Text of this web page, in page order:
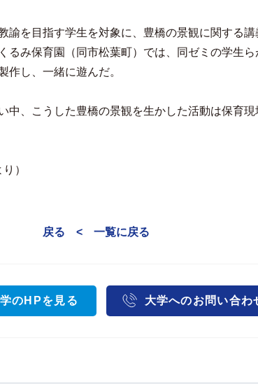
を目指す学生を対象に、豊橋の景観に関する
るみ保育園（同市松葉町）では、同ゼミの学生
作し、一緒に遊んだ。
、こうした豊橋の景観を生かした活動は保育
）
戻る < 一覧に戻る
のHPを見る 大学へのお問い合わ